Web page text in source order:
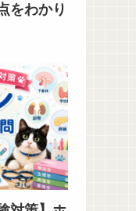
をわかり